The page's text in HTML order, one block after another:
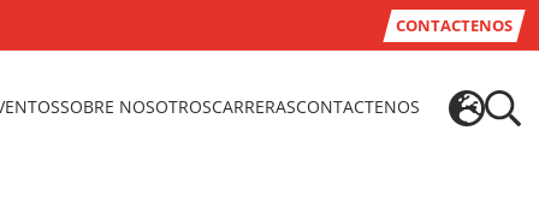
CONTACTENOS
SOBRE NOSOTROSCARRERASCONTACTENOS